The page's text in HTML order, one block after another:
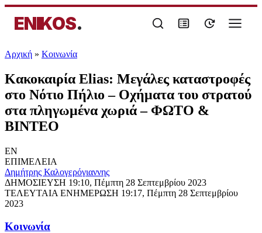
ENIKOS.
Αρχική » Κοινωνία
Κακοκαιρία Elias: Μεγάλες καταστροφές
στο Νότιο Πήλιο – Οχήματα του στρατού
στα πληγωμένα χωριά – ΦΩΤΟ &
ΒΙΝΤΕΟ
EN
ΕΠΙΜΕΛΕΙΑ
Δημήτρης Καλογερόγιαννης
ΔΗΜΟΣΙΕΥΣΗ 19:10, Πέμπτη 28 Σεπτεμβρίου 2023
ΤΕΛΕΥΤΑΙΑ ΕΝΗΜΕΡΩΣΗ 19:17, Πέμπτη 28 Σεπτεμβρίου
2023
Κοινωνία